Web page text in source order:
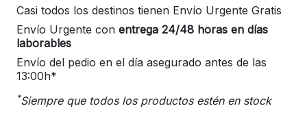
Casi todos los destinos tienen Envío Urgente Gratis
Envío Urgente con entrega 24/48 horas en días
laborables
Envío del pedio en el día asegurado antes de las
13:00h*
*Siempre que todos los productos estén en stock